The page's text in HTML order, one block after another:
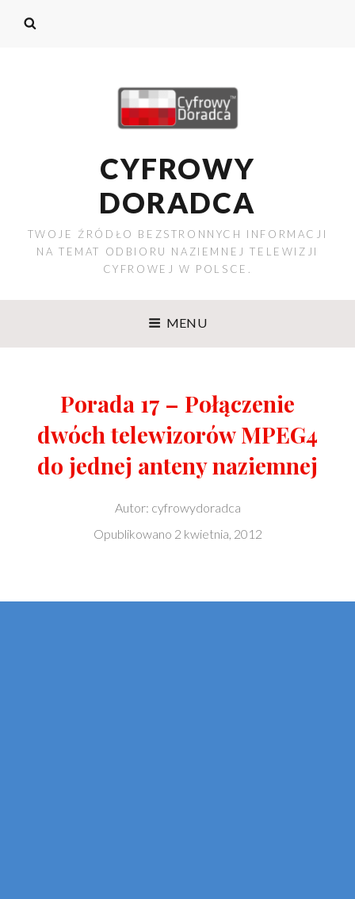
CYFROWY
DORADCA
TWOJE ŹRÓDŁO BEZSTRONNYCH INFORMACJI
NA TEMAT ODBIORU NAZIEMNEJ TELEWIZJI
CYFROWEJ W POLSCE.
MENU
Porada 17 – Połączenie
dwóch telewizorów MPEG4
do jednej anteny naziemnej
Autor: cyfrowydoradca
Opublikowano 2 kwietnia, 2012